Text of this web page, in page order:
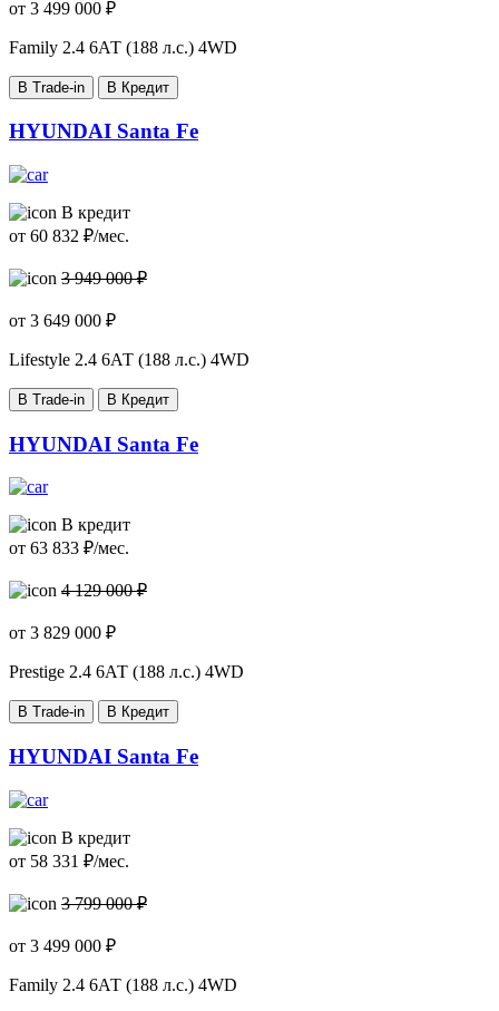
от 3 499 000 ₽
Family 2.4 6АТ (188 л.с.) 4WD
В Trade-in В Кредит
HYUNDAI Santa Fe
В кредит
от 60 832 ₽/мес.
3 949 000 ₽
от 3 649 000 ₽
Lifestyle 2.4 6АТ (188 л.с.) 4WD
В Trade-in В Кредит
HYUNDAI Santa Fe
В кредит
от 63 833 ₽/мес.
4 129 000 ₽
от 3 829 000 ₽
Prestige 2.4 6АТ (188 л.с.) 4WD
В Trade-in В Кредит
HYUNDAI Santa Fe
В кредит
от 58 331 ₽/мес.
3 799 000 ₽
от 3 499 000 ₽
Family 2.4 6АТ (188 л.с.) 4WD